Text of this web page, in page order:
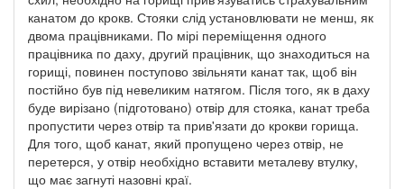
канатом до крокв. Стояки слід установлювати не менш, як
двома працівниками. По мірі переміщення одного
працівника по даху, другий працівник, що знаходиться на
горищі, повинен поступово звільняти канат так, щоб він
постійно був під невеликим натягом. Після того, як в даху
буде вирізано (підготовано) отвір для стояка, канат треба
пропустити через отвір та прив'язати до крокви горища.
Для того, щоб канат, який пропущено через отвір, не
перетерся, у отвір необхідно вставити металеву втулку,
що має загнуті назовні краї.